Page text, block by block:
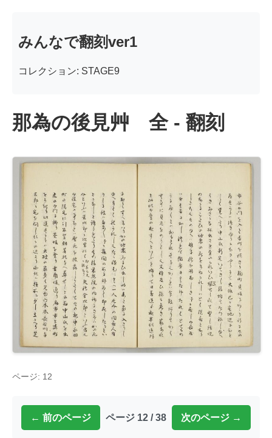
みんなで翻刻ver1
コレクション: STAGE9
那為の後見艸 全 - 翻刻
ページ: 12
← 前のページ ページ 12 / 38 次のページ →